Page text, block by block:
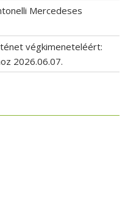
Mercedeses
végkimeneteléért:
2026.06.07.